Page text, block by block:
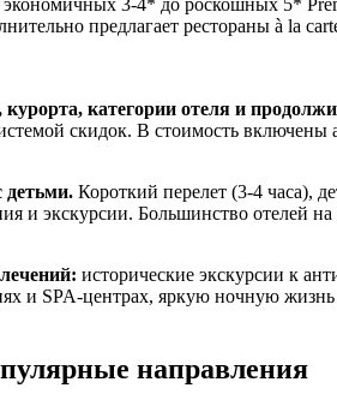
экономичных 3-4* до роскошных 5*
предлагает рестораны à la
категории отеля и
скидок. В стоимость
детьми. Короткий перелет (3-4 часа),
и экскурсии. Большинство отелей
исторические экскурсии к
и SPA-центрах, яркую ночную
направления